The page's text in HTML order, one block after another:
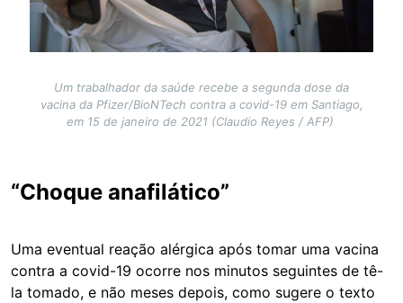
Um trabalhador da saúde recebe a segunda dose da
vacina da Pfizer/BioNTech contra a covid-19 em Santiago,
em 15 de janeiro de 2021 (Claudio Reyes / AFP)
“Choque anafilático”
Uma eventual reação alérgica após tomar uma vacina
contra a covid-19 ocorre nos minutos seguintes de tê-
la tomado, e não meses depois, como sugere o texto